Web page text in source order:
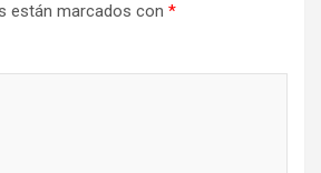
están marcados con *